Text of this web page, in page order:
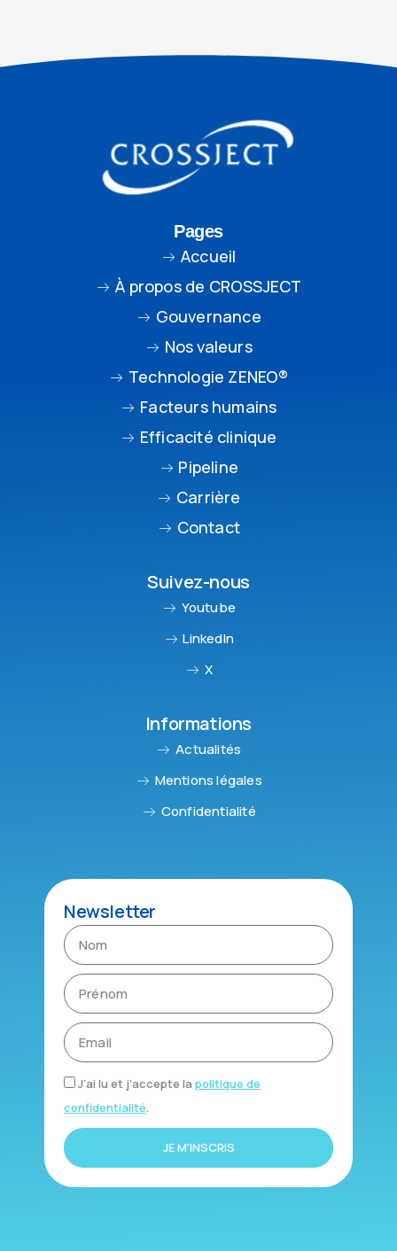
Pages
Accueil
À propos de CROSSJECT
Gouvernance
Nos valeurs
Technologie ZENEO®
Facteurs humains
Efficacité clinique
Pipeline
Carrière
Contact
Suivez-nous
Youtube
LinkedIn
X
Informations
Actualités
Mentions légales
Confidentialité
Newsletter
J'ai lu et j'accepte lapolitique de
confidentialité.
JE M'INSCRIS